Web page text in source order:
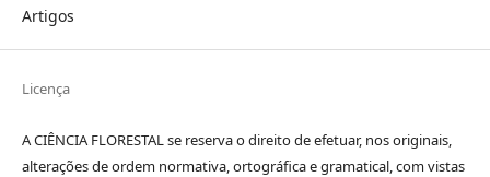
Artigos
Licença
A CIÊNCIA FLORESTAL se reserva o direito de efetuar, nos originais,
alterações de ordem normativa, ortográfica e gramatical, com vistas